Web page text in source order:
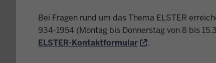
Bei Fragen rund um das Thema ELSTER
934-1954 (Montag bis Donnerstag von 8 bis
ELSTER-Kontaktformular
.